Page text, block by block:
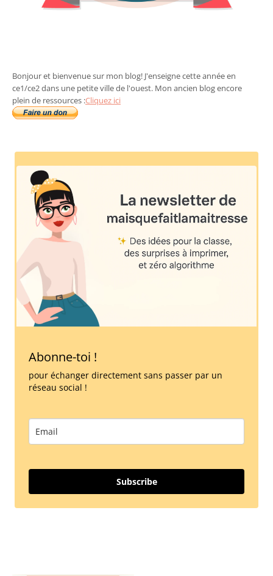
Bonjour et bienvenue sur mon blog! J'enseigne cette année en
ce1/ce2 dans une petite ville de l'ouest. Mon ancien blog encore
plein de ressources :Cliquez ici
Abonne-toi !
pour échanger directement sans passer par un
réseau social !
Subscribe